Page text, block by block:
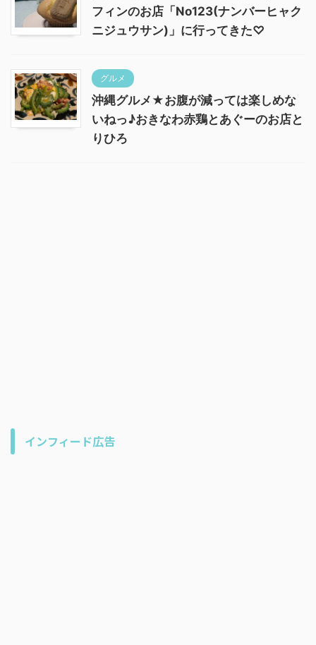
フィンのお店「No123(ナンバーヒャク
ニジュウサン)」に行ってきた♡
グルメ
沖縄グルメ★お腹が減っては楽しめな
いねっ♪おきなわ赤鶏とあぐーのお店と
りひろ
インフィード広告